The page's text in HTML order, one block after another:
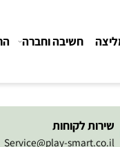
לקוחות
חשיבה וחברה הרכבה